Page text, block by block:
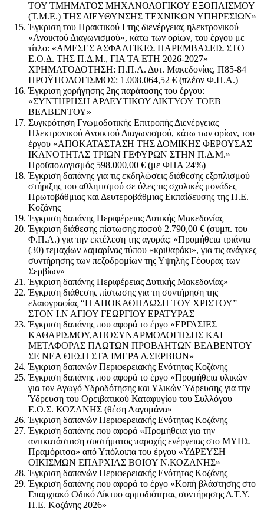
ΤΟΥ ΤΜΗΜΑΤΟΣ ΜΗΧΑΝΟΛΟΓΙΚΟΥ ΕΞΟΠΛΙΣΜΟΥ
(Τ.Μ.Ε.) ΤΗΣ ΔΙΕΥΘΥΝΣΗΣ ΤΕΧΝΙΚΩΝ ΥΠΗΡΕΣΙΩΝ»
Έγκριση του Πρακτικού Ι της διενέργειας ηλεκτρονικού
«Ανοικτού Διαγωνισμού», κάτω των ορίων, του έργου με
τίτλο: «ΑΜΕΣΕΣ ΑΣΦΑΛΤΙΚΕΣ ΠΑΡΕΜΒΑΣΕΙΣ ΣΤΟ
Ε.Ο.Δ. ΤΗΣ Π.Δ.Μ., ΓΙΑ ΤΑ ΕΤΗ 2026-2027»
ΧΡΗΜΑΤΟΔΟΤΗΣΗ: Π.Π.Α. Δυτ. Μακεδονίας, Π85-84
ΠΡΟΫΠΟΛΟΓΙΣΜΟΣ: 1.008.064,52 € (πλέον Φ.Π.Α.)
Έγκριση χορήγησης 2ης παράτασης του έργου:
«ΣΥΝΤΗΡΗΣΗ ΑΡΔΕΥΤΙΚΟΥ ΔΙΚΤΥΟΥ ΤΟΕΒ
ΒΕΛΒΕΝΤΟΥ»
Συγκρότηση Γνωμοδοτικής Επιτροπής Διενέργειας
Ηλεκτρονικού Ανοικτού Διαγωνισμού, κάτω των ορίων, του
έργου «ΑΠΟΚΑΤΑΣΤΑΣΗ ΤΗΣ ΔΟΜΙΚΗΣ ΦΕΡΟΥΣΑΣ
ΙΚΑΝΟΤΗΤΑΣ ΤΡΙΩΝ ΓΕΦΥΡΩΝ ΣΤΗΝ Π.Δ.Μ.»
Προϋπολογισμός 598.000,00 € (με ΦΠΑ 24%)
Έγκριση δαπάνης για τις εκδηλώσεις διάθεσης εξοπλισμού
στήριξης του αθλητισμού σε όλες τις σχολικές μονάδες
Πρωτοβάθμιας και Δευτεροβάθμιας Εκπαίδευσης της Π.Ε.
Κοζάνης
Έγκριση δαπάνης Περιφέρειας Δυτικής Μακεδονίας
Έγκριση διάθεσης πίστωσης ποσού 2.790,00 € (συμπ. του
Φ.Π.Α.) για την εκτέλεση της αγοράς: «Προμήθεια τριάντα
(30) τεμαχίων λαμαρίνας τύπου «κριθαράκι», για τις ανάγκες
συντήρησης των πεζοδρομίων της Υψηλής Γέφυρας των
Σερβίων»
Έγκριση δαπάνης Περιφέρειας Δυτικής Μακεδονίας»
Έγκριση διάθεσης πίστωσης για τη συντήρηση της
ελαιογραφίας “Η ΑΠΟΚΑΘΗΛΩΣΗ ΤΟΥ ΧΡΙΣΤΟΥ”
ΣΤΟΝ Ι.Ν ΑΓΙΟΥ ΓΕΩΡΓΙΟΥ ΕΡΑΤΥΡΑΣ
Έγκριση δαπάνης που αφορά το έργο «ΕΡΓΑΣΙΕΣ
ΚΑΘΑΡΙΣΜΟΥ,ΑΠΟΣΥΝΑΡΜΟΛΟΓΗΣΗΣ ΚΑΙ
ΜΕΤΑΦΟΡΑΣ ΠΛΩΤΩΝ ΠΡΟΒΛΗΤΩΝ ΒΕΛΒΕΝΤΟΥ
ΣΕ ΝΕΑ ΘΕΣΗ ΣΤΑ ΙΜΕΡΑ Δ.ΣΕΡΒΙΩΝ»
Έγκριση δαπανών Περιφερειακής Ενότητας Κοζάνης
Έγκριση δαπάνης που αφορά το έργο «Προμήθεια υλικών
για τον Αγωγό Υδροδότησης και Υλικών Ύδρευσης για την
Ύδρευση του Ορειβατικού Καταφυγίου του Συλλόγου
Ε.Ο.Σ. ΚΟΖΑΝΗΣ (θέση Λαγομάνα»
Έγκριση δαπανών Περιφερειακής Ενότητας Κοζάνης
Έγκριση δαπάνης που αφορά «Προμήθεια για την
αντικατάσταση συστήματος παροχής ενέργειας στο ΜΥΗΣ
Πραμόριτσα» από Υπόλοιπα του έργου «ΥΔΡΕΥΣΗ
ΟΙΚΙΣΜΩΝ ΕΠΑΡΧΙΑΣ ΒΟΙΟΥ Ν.ΚΟΖΑΝΗΣ»
Έγκριση δαπανών Περιφερειακής Ενότητας Κοζάνης
Έγκριση δαπάνης που αφορά το έργο «Κοπή βλάστησης στο
Επαρχιακό Οδικό Δίκτυο αρμοδιότητας συντήρησης Δ.Τ.Υ.
Π.Ε. Κοζάνης 2026»